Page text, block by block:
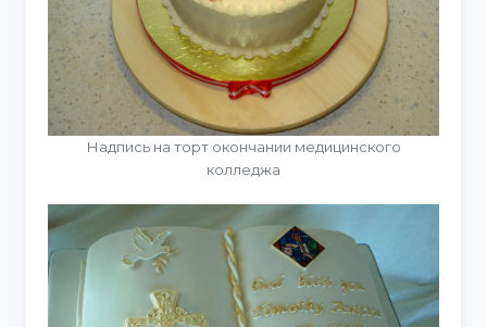
Надпись на торт окончании медицинского
колледжа